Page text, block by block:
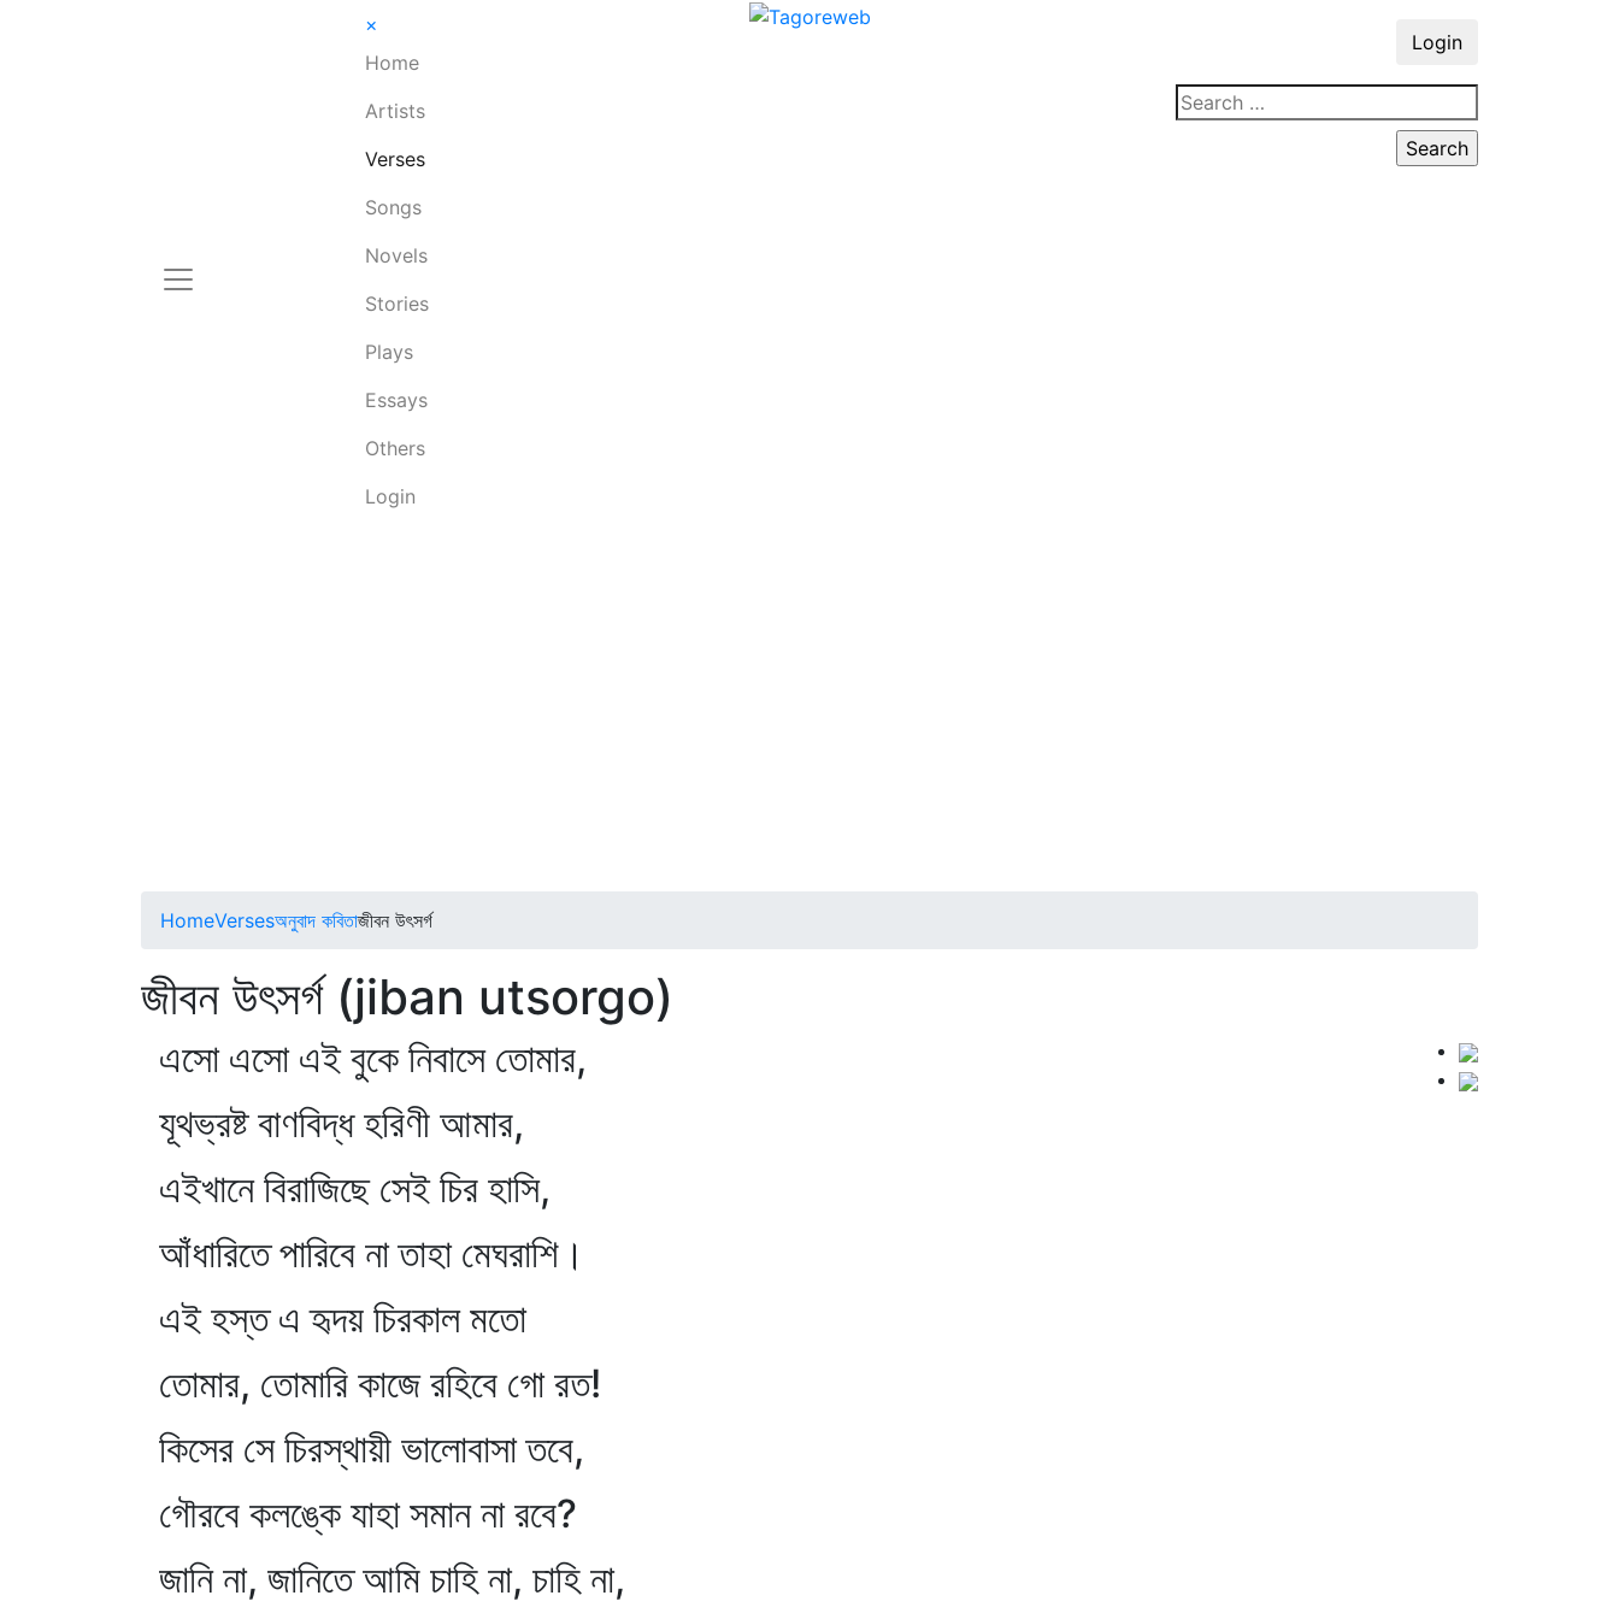
×
Home
Artists
Verses
Songs
Novels
Stories
Plays
Essays
Others
Login
Login
HomeVersesঅনুবাদ কবিতাজীবন উৎসর্গ
জীবন উৎসর্গ (jiban utsorgo)
এসো এসো এই বুকে নিবাসে তোমার,
যূথভ্রষ্ট বাণবিদ্ধ হরিণী আমার,
এইখানে বিরাজিছে সেই চির হাসি,
আঁধারিতে পারিবে না তাহা মেঘরাশি।
এই হস্ত এ হৃদয় চিরকাল মতো
তোমার, তোমারি কাজে রহিবে গো রত!
কিসের সে চিরস্থায়ী ভালোবাসা তবে,
গৌরবে কলঙ্কে যাহা সমান না রবে?
জানি না, জানিতে আমি চাহি না, চাহি না,